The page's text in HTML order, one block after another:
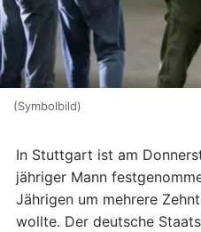
(Symbolbild)
In Stuttgart ist am
jähriger Mann
Jährigen um mehrere
wollte. Der deutsche